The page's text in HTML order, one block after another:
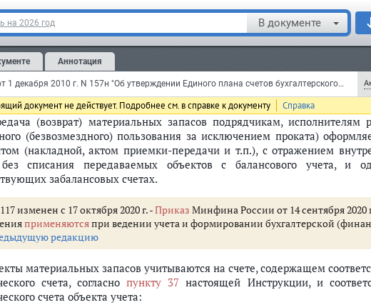
на 2026 год В документе
Аннотация
Приказ Минфина РФ от 1 декабря 2010 г. N 157н "Об утверждении Единого плана счетов бухгалтерского учета для органов государственной власти (государственных органов), органов местного самоуправления, органов управления государственными внебюджетными фондами, государственных академий наук, государственных (муниципальных) учреждений и Инструкции по его применению" (с изменениями и дополнениями) (документ не действует)
документ не действует. Подробнее см. в справке к документу Справка
финансовых результатов (доходов, расходов), возникающих в
созданию, сбору) запасов.
к учету не потребляемых материальных запасов, являющихся
договора лизинга лизинговое имущество поставляется его продавцом
признается на основании первичного документа
лизингополучателем.
(возврат) материальных запасов подрядчикам, исполнителям
(безвозмездного) пользования за исключением проката)
(накладной, актом приемки-передачи и т.п.), с отражением
без списания передаваемых объектов с балансового учета, и
забалансовых счетах.
изменен с 17 октября 2020 г. -Приказ Минфина России от 14 сентября 2020
применяютсяпри ведении учета и формировании бухгалтерской
редакцию
материальных запасов учитываются на счете, содержащем
счета, согласнопункту 37 настоящей Инструкции, и
счета объекта учета: